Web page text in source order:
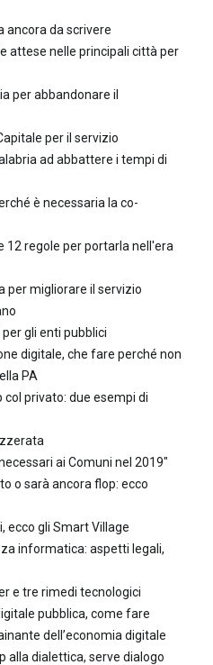
ancora da scrivere
attese nelle principali città per
per abbandonare il
per il servizio
ad abbattere i tempi di
è necessaria la co-
12 regole per portarla nell'era
per migliorare il servizio
gli enti pubblici
digitale, che fare perché non
PA
col privato: due esempi di
ai Comuni nel 2019"
o sarà ancora flop: ecco
ecco gli Smart Village
informatica: aspetti legali,
e tre rimedi tecnologici
pubblica, come fare
dell’economia digitale
alla dialettica, serve dialogo